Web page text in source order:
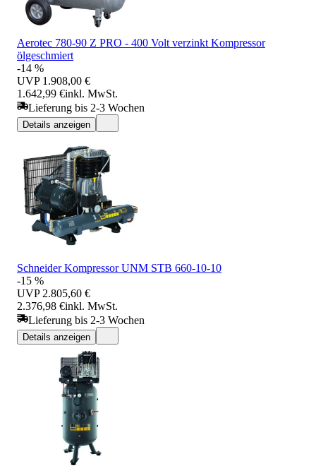
Aerotec 780-90 Z PRO - 400 Volt verzinkt Kompressor
ölgeschmiert
-14 %
UVP 1.908,00 €
1.642,99 €inkl. MwSt.
Lieferung bis 2-3 Wochen
Details anzeigen
Schneider Kompressor UNM STB 660-10-10
-15 %
UVP 2.805,60 €
2.376,98 €inkl. MwSt.
Lieferung bis 2-3 Wochen
Details anzeigen